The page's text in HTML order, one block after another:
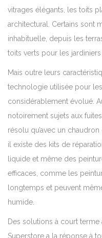
vitrages élégants, les toits
architectural. Certains sont
inhabituelle, depuis les
toits verts pour les
Mais outre leurs
technologie utilisée pour
considérablement évolué.
notoirement sujets aux
résolu qu’avec un
il existe des kits de
liquide et même des
efficaces, comme les
longtemps et peuvent
humide.
Des solutions à court terme
Superstore a la réponse à